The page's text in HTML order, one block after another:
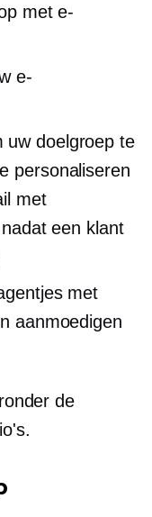
met e-
e-
uw doelgroep te
personaliseren
met
een klant
met
aanmoedigen
de